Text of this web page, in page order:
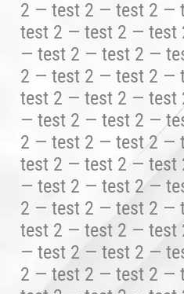
2 — test 2 — test 2 —
test 2 — test 2 — test
— test 2 — test 2 —
2 — test 2 — test 2 —
test 2 — test 2 — test
— test 2 — test 2 —
2 — test 2 — test 2 —
test 2 — test 2 — test
— test 2 — test 2 —
2 — test 2 — test 2 —
test 2 — test 2 — test
— test 2 — test 2 —
2 — test 2 — test 2 —